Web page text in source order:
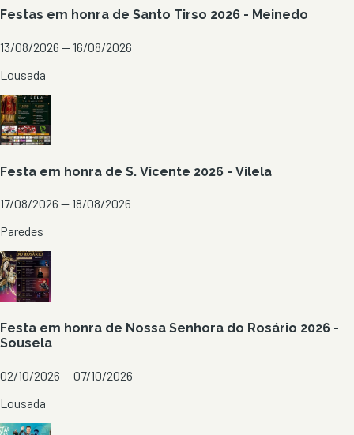
Festas em honra de Santo Tirso 2026 - Meinedo
13/08/2026 — 16/08/2026
Lousada
Festa em honra de S. Vicente 2026 - Vilela
17/08/2026 — 18/08/2026
Paredes
Festa em honra de Nossa Senhora do Rosário 2026 -
Sousela
02/10/2026 — 07/10/2026
Lousada